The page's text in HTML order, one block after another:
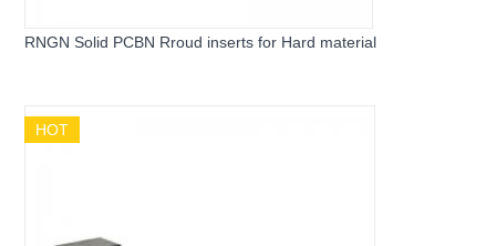
RNGN Solid PCBN Rroud inserts for Hard material
HOT